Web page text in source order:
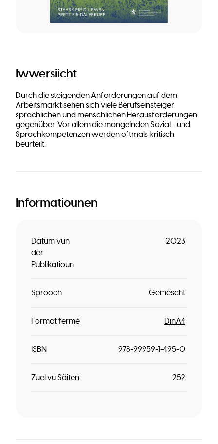
Iwwersiicht
Durch die steigenden Anforderungen auf dem
Arbeitsmarkt sehen sich viele Berufseinsteiger
sprachlichen und menschlichen Herausforderungen
gegenüber. Vor allem die mangelnden Sozial - und
Sprachkompetenzen werden oftmals kritisch
beurteilt.
Informatiounen
Datum vun
der
Publikatioun
2023
Sprooch Gemëscht
Format fermé DinA4
ISBN 978-99959-1-495-0
Zuel vu Säiten 252